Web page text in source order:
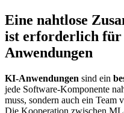
Eine nahtlose
ist erforderlich
Anwendungen
KI-Anwendungen sind ein
jede Software-Komponente
muss, sondern auch ein Team
Die Kooperation zwischen